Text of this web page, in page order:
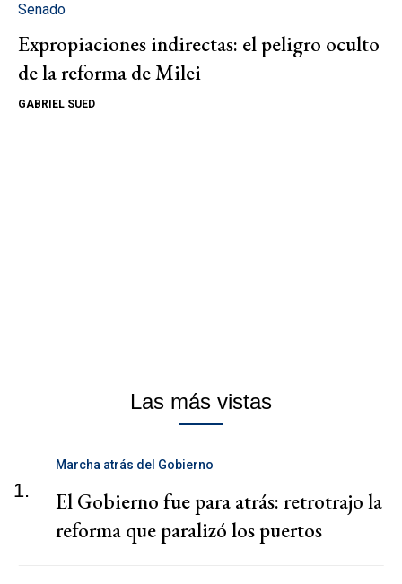
Senado
Expropiaciones indirectas: el peligro oculto
de la reforma de Milei
GABRIEL SUED
Las más vistas
1.
Marcha atrás del Gobierno
El Gobierno fue para atrás: retrotrajo la
reforma que paralizó los puertos